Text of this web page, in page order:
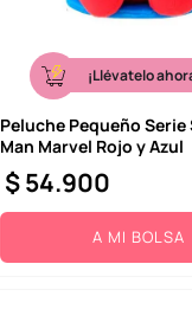
¡Llévatelo
Peluche Pequeño Serie
Man Marvel Rojo y Azul
$54.900
A MI BOLSA